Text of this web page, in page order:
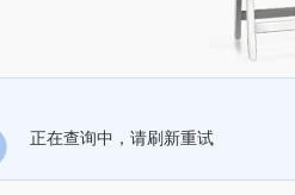
正在查询中，请刷新重试